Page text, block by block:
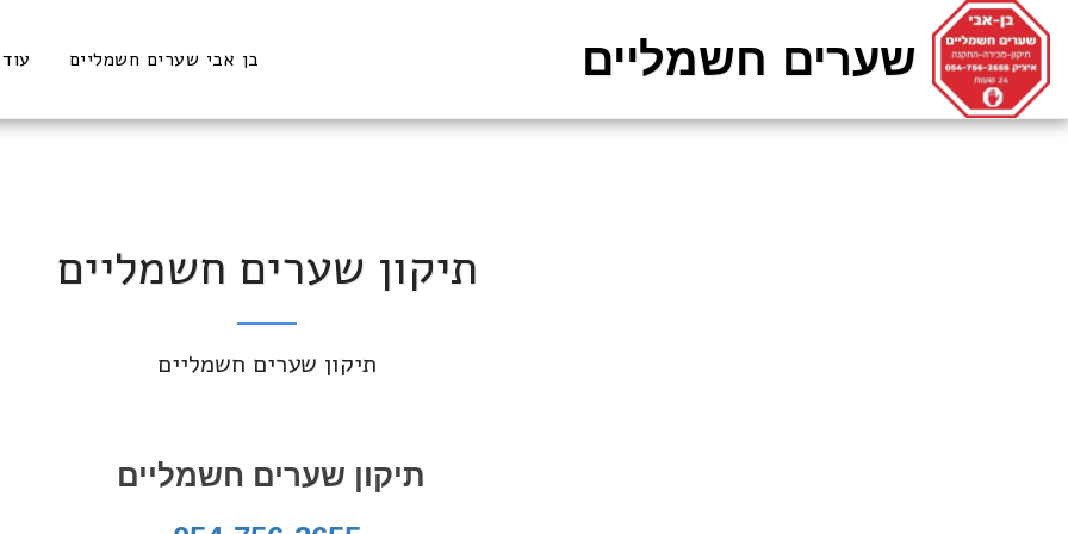
שערים חשמליים בן אבי שערים חשמליים עוד
תיקון שערים חשמליים
תיקון שערים חשמליים
תיקון שערים חשמליים